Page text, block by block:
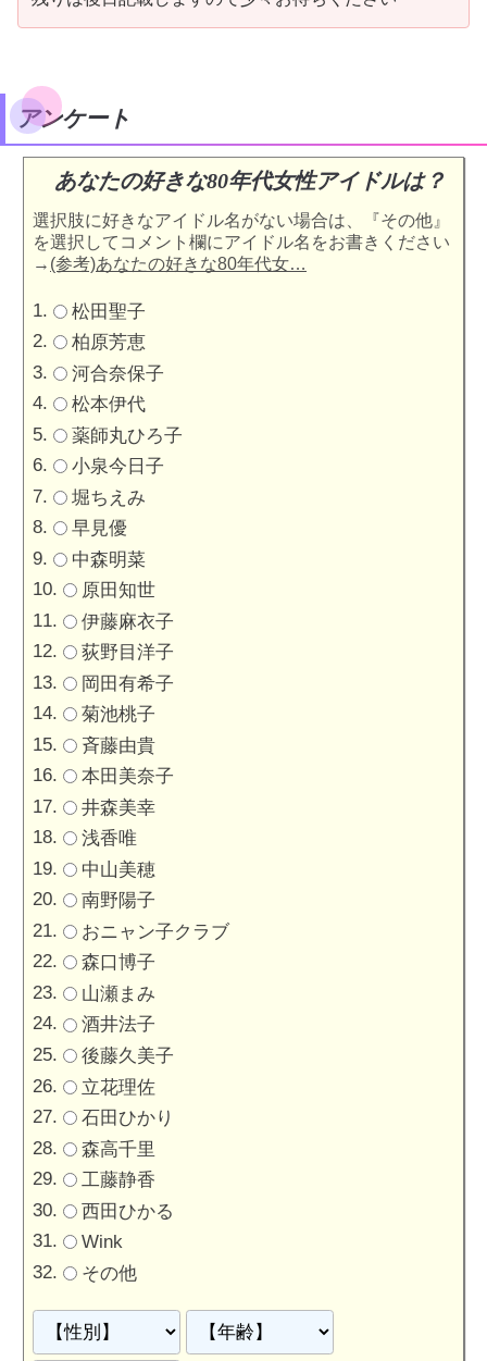
アンケート
あなたの好きな80年代女性アイドルは？
選択肢に好きなアイドル名がない場合は、『その他』
を選択してコメント欄にアイドル名をお書きください
→ (参考)あなたの好きな80年代女…
松田聖子
柏原芳恵
河合奈保子
松本伊代
薬師丸ひろ子
小泉今日子
堀ちえみ
早見優
中森明菜
原田知世
伊藤麻衣子
荻野目洋子
岡田有希子
菊池桃子
斉藤由貴
本田美奈子
井森美幸
浅香唯
中山美穂
南野陽子
おニャン子クラブ
森口博子
山瀬まみ
酒井法子
後藤久美子
立花理佐
石田ひかり
森高千里
工藤静香
西田ひかる
Wink
その他